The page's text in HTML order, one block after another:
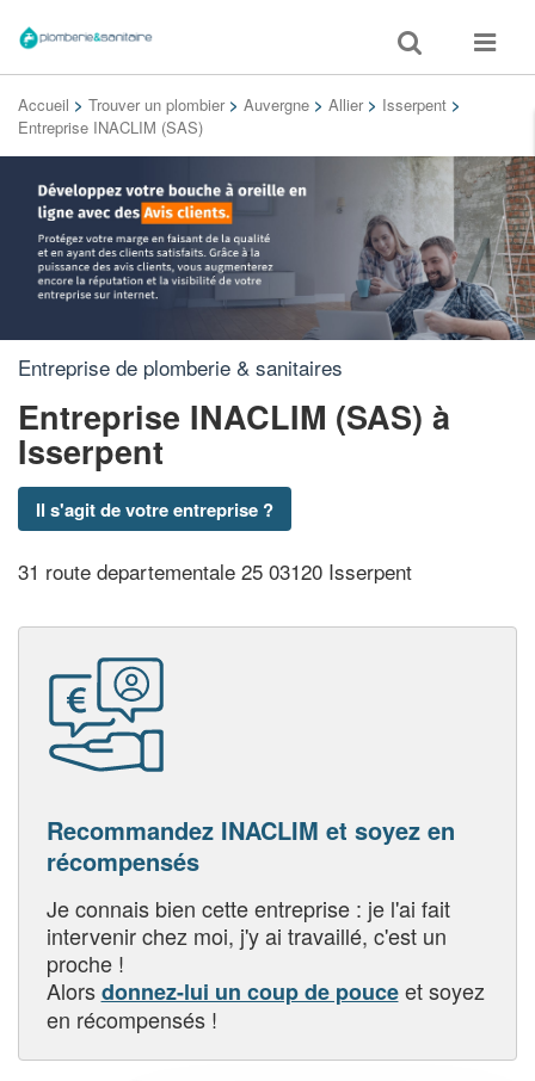
Toggle
search
Toggle
Accueil > Trouver un plombier > Auvergne > Allier > Isserpent >
Entreprise INACLIM (SAS)
Entreprise de plomberie & sanitaires
Entreprise INACLIM (SAS) à
Isserpent
Il s'agit de votre entreprise ?
31 route departementale 25 03120 Isserpent
Recommandez INACLIM et soyez en
récompensés
Je connais bien cette entreprise : je l'ai fait
intervenir chez moi, j'y ai travaillé, c'est un
proche !
Alorsdonnez-lui un coup de pouceet soyez
en récompensés !